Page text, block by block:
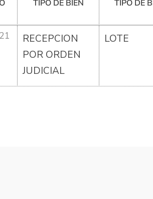
TIPO DE BIEN TIPO DE
RECEPCION
POR ORDEN
JUDICIAL
LOTE